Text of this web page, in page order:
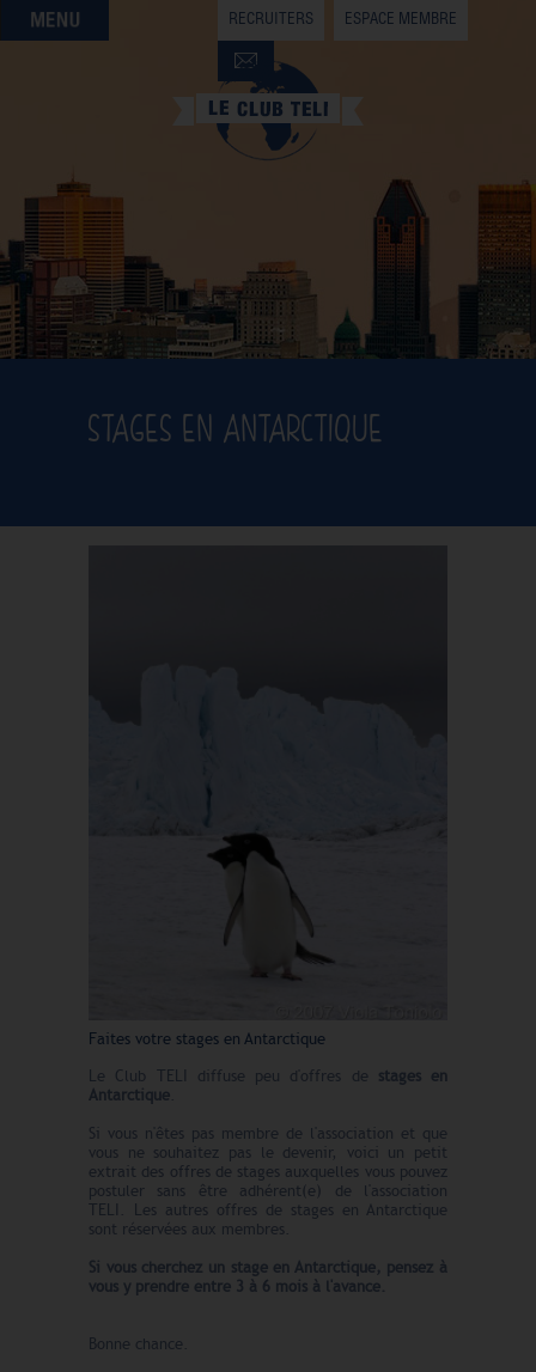
QUI SOMMES-NOUS
QUE CHERCHEZ-VOUS ?
NOS OFFRES PARTENAIRES
DEVENIR MEMBRE
RECRUITERS ESPACE MEMBRE
STAGES EN ANTARCTIQUE
Faites votre stages en Antarctique
Le Club TELI diffuse peu d'offres de stages en
Antarctique.
Si vous n'êtes pas membre de l'association et que
vous ne souhaitez pas le devenir, voici un petit
extrait des offres de stages auxquelles vous pouvez
postuler sans être adhérent(e) de l'association
TELI. Les autres offres de stages en Antarctique
sont réservées aux membres.
Si vous cherchez un stage en Antarctique, pensez à
vous y prendre entre 3 à 6 mois à l'avance.
Bonne chance.